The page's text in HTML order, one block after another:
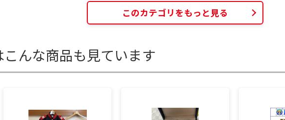
このカテゴリをもっと見る
んな商品も見ています